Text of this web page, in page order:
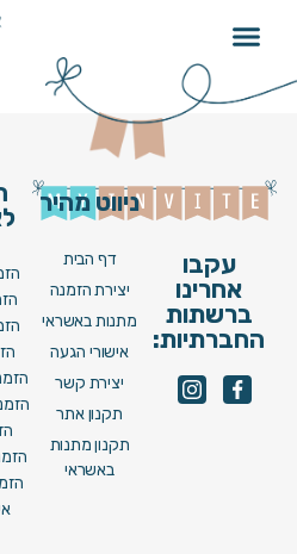
[ Image ]
עקבו
אחרינו
ברשתות
החברתיות:
ניווט מהיר
דף הבית
יצירת הזמנה
מתנות באשראי
אישורי הגעה
יצירת קשר
תקנון אתר
תקנון מתנות
באשראי